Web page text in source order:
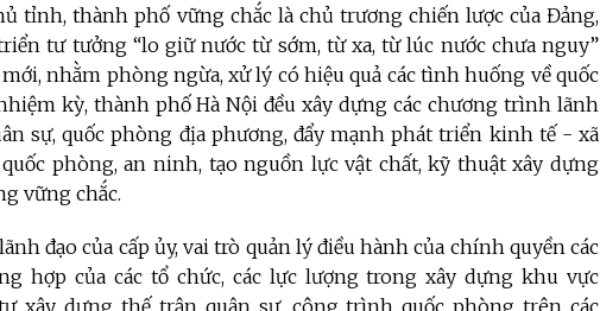
tỉnh, thành phố vững chắc là chủ trương chiến lược của Đảng,
tư tưởng “lo giữ nước từ sớm, từ xa, từ lúc nước chưa nguy”
nhằm phòng ngừa, xử lý có hiệu quả các tình huống về quốc
kỳ, thành phố Hà Nội đều xây dựng các chương trình lãnh
sự, quốc phòng địa phương, đẩy mạnh phát triển kinh tế - xã
phòng, an ninh, tạo nguồn lực vật chất, kỹ thuật xây dựng
vững chắc.
đạo của cấp ủy, vai trò quản lý điều hành của chính quyền các
hợp của các tổ chức, các lực lượng trong xây dựng khu vực
xây dựng thế trận quân sự, công trình quốc phòng trên các